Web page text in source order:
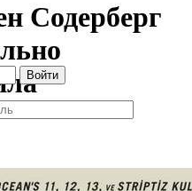
Войти
Содерберг